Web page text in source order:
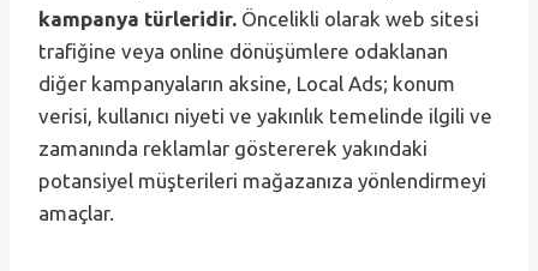
kampanya türleridir. Öncelikli olarak web sitesi
trafiğine veya online dönüşümlere odaklanan
diğer kampanyaların aksine, Local Ads; konum
verisi, kullanıcı niyeti ve yakınlık temelinde ilgili ve
zamanında reklamlar göstererek yakındaki
potansiyel müşterileri mağazanıza yönlendirmeyi
amaçlar.